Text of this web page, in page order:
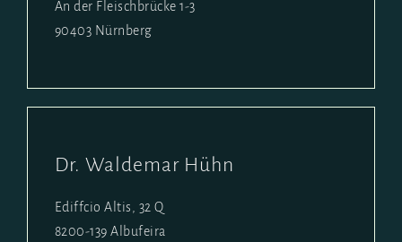
An der Fleischbrücke 1-3
90403 Nürnberg
Dr. Waldemar Hühn
Ediffcio Altis, 32 Q
8200-139 Albufeira